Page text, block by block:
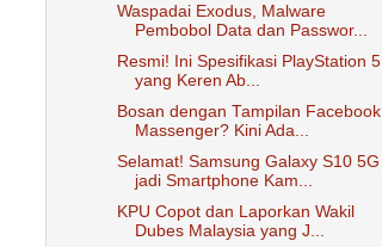
Waspadai Exodus, Malware
Pembobol Data dan Passwor...
Resmi! Ini Spesifikasi PlayStation 5
yang Keren Ab...
Bosan dengan Tampilan Facebook
Massenger? Kini Ada...
Selamat! Samsung Galaxy S10 5G
jadi Smartphone Kam...
KPU Copot dan Laporkan Wakil
Dubes Malaysia yang J...